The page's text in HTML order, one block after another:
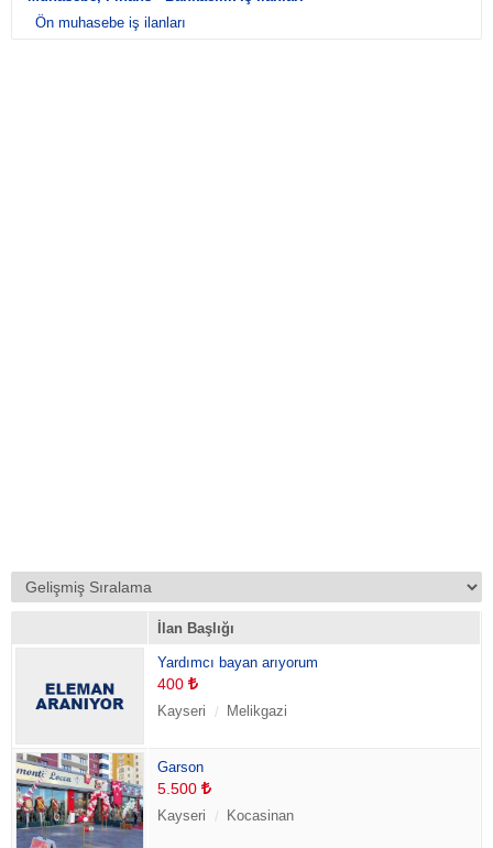
Ön muhasebe iş ilanları
İlan Başlığı
Yardımcı bayan arıyorum
400
Kayseri Melikgazi
Garson
5.500
Kayseri Kocasinan